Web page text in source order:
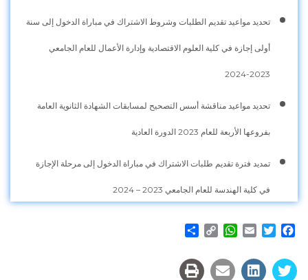
تحديد مواعيد تقديم الطلبات وشروط الاشتراك في مباراة الدخول إلى سنة
أولى إجازة في كلية العلوم الاقتصادية وإدارة الأعمال للعام الجامعي
2023-2024
تحديد مواعيد مناقشة أسس التصحيح لمسابقات الشهادة الثانوية العامة
بفروعها الأربعة للعام 2023 الدورة العادية
تمديد فترة تقديم طلبات الاشتراك في مباراة الدخول إلى مرحلة الإجازة
في كلية الهندسة للعام الجامعي 2023 – 2024
Facebook
Twitter
Email
WhatsApp
Copy